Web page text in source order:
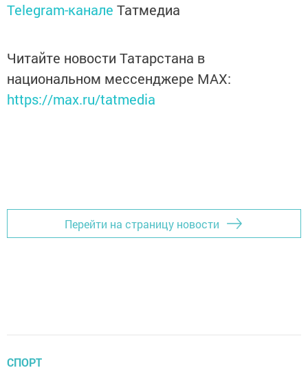
Telegram-канале Татмедиа
Читайте новости Татарстана в
национальном мессенджере MАХ:
https://max.ru/tatmedia
Перейти на страницу новости
СПОРТ